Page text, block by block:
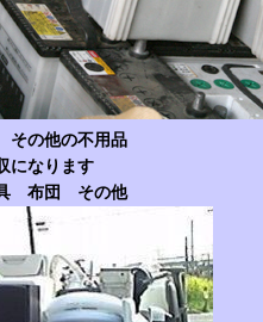
の他の不用品
なります
布団 その他